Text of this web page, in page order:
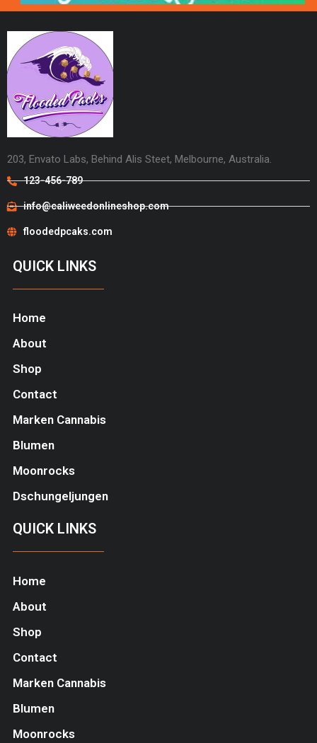
203, Envato Labs, Behind Alis Steet, Melbourne, Australia.
123-456-789
info@caliweedonlineshop.com
floodedpcaks.com
QUICK LINKS
Home
About
Shop
Contact
Marken Cannabis
Blumen
Moonrocks
Dschungeljungen
QUICK LINKS
Home
About
Shop
Contact
Marken Cannabis
Blumen
Moonrocks